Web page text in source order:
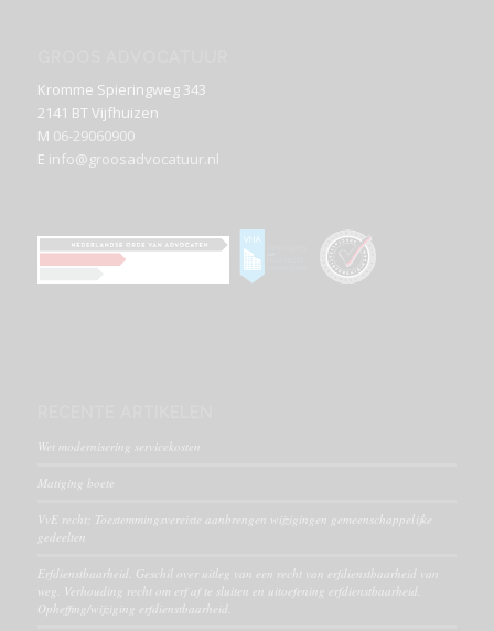
Kromme Spieringweg 343
2141 BT Vijfhuizen
M 06-29060900
E info@groosadvocatuur.nl
Wet modernisering servicekosten
Matiging boete
VvE recht: Toestemmingsvereiste aanbrengen wijzigingen gemeenschappelijke
gedeelten
Erfdienstbaarheid. Geschil over uitleg van een recht van erfdienstbaarheid van
weg. Verhouding recht om erf af te sluiten en uitoefening erfdienstbaarheid.
Opheffing/wijziging erfdienstbaarheid.